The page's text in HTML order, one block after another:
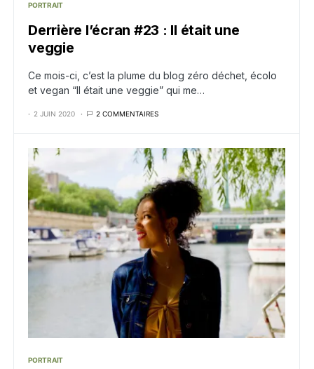
PORTRAIT
Derrière l’écran #23 : Il était une
veggie
Ce mois-ci, c’est la plume du blog zéro déchet, écolo
et vegan “Il était une veggie” qui me…
2 JUIN 2020 2 COMMENTAIRES
PORTRAIT